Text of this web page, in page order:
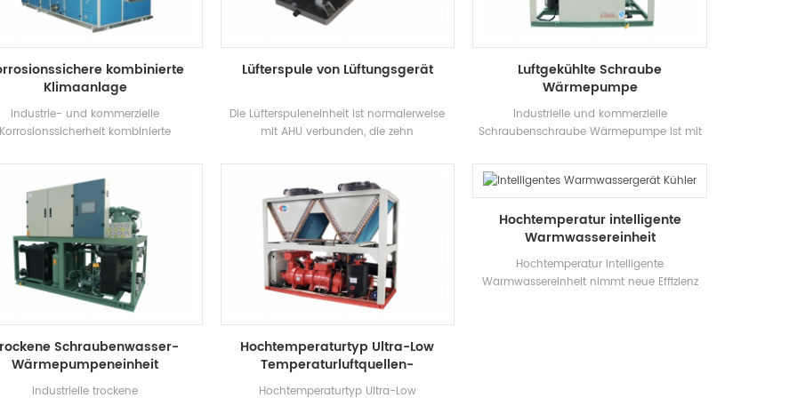
Leben.
which meets the hygiene requirements of
kombinierte
Klimaanlage
Industrie- und kommerzielle
Korrosionssicherheit kombinierte
diese
ist weit verbreitet in Branchen
Korrosionsnachweis Anforderungen.
Lüfterspule von Lüftungsgerät
Die Lüfterspuleneinheit ist normalerweise
mit AHU verbunden, die zehn
der in Standard, niedrig statisch und hoch
ist. Es hat variable Lasteigenschaften und
starke Anpassungsfähigkeit.
Luftgekühlte Schraube
Wärmepumpe
Industrielle und kommerzielle
Schraubenschraube Wärmepumpe ist mit
und häufig in Bau von Klimaanlagen,
kleinen und mittleren Büros,
Fabrikworkshops, Weinhotelhäusern, Villen
und anderen Klimaanlagen Umgebungen.
Schraubenwasser-
Wärmepumpeneinheit
Industrielle trockene
Hochtemperaturtyp Ultra-Low
Temperaturluftquellen-
Wärmepumpeneinheit
Hochtemperaturtyp Ultra-Low
Hochtemperatur intelligente
Warmwassereinheit
Hochtemperatur Intelligente
Warmwassereinheit nimmt neue Effizienz